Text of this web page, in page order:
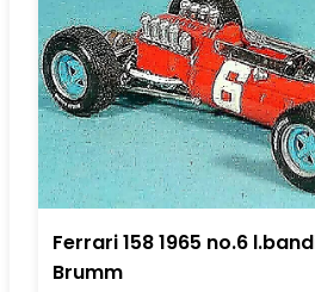
Ferrari 158 1965 no.6
Brumm